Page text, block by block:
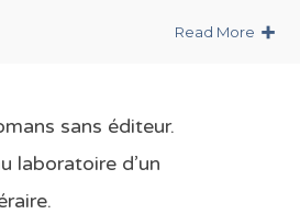
Read More
sans éditeur.
laboratoire d’un